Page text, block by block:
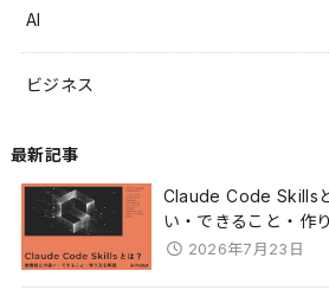
AI
ビジネス
最新記事
Claude Code Skills
い・できること・作
2026年7月23日